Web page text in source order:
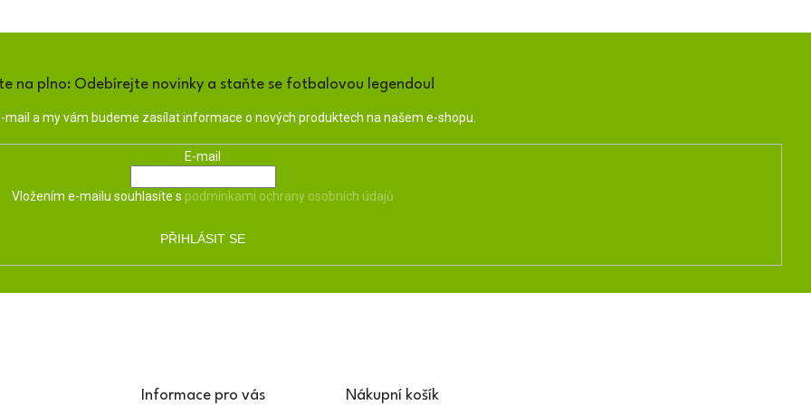
na plno: Odebírejte novinky a staňte se fotbalovou legendou!
mail a my vám budeme zasílat informace o nových produktech na našem e-shopu.
E-mail
Vložením e-mailu souhlasíte s podmínkami ochrany osobních údajů
PŘIHLÁSIT SE
Informace pro vás Nákupní košík